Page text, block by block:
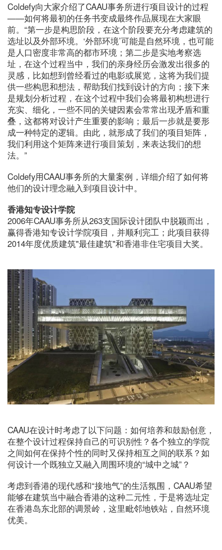
Coldefy向大家介绍了CAAU事务所进行项目设计的过程
——如何将最初的任务书变成最终作品展现在大家眼
前。“第一步是构思阶段，在这个阶段要充分考虑建筑的
选址以及外部环境。‘外部环境’可能是自然环境，也可能
是人口密度非常高的都市环境；第二步是实地考察选
址，在这个过程当中，我们的亲身经历会激发出很多的
灵感，比如想到曾经看过的电影或展览，这将为我们提
供一些构思和想法，帮助我们找到设计的方向；接下来
是规划分析过程，在这个过程中我们会将最初构想进行
充实、细化，一些不同的关键因素会常常出现矛盾和重
叠，这都将对设计产生重要的影响；最后一步就是要形
成一种特定的逻辑。由此，就形成了我们的项目矩阵，
我们利用这个矩阵来进行项目策划，来表达我们的想
法。”
Coldefy用CAAU事务所的大量案例，详细介绍了如何将
他们的设计理念融入到项目设计中。
香港知专设计学院
2006年CAAU事务所从263支国际设计团队中脱颖而出，
赢得香港知专设计学院项目，并顺利完工；此项目获得
2014年度优质建筑"最佳建筑"和香港非住宅项目大奖。
CAAU在设计时考虑了以下问题：如何培养和鼓励创意，
在整个设计过程保持自己的可识别性？各个独立的学院
之间如何在保持个性的同时又保持相互之间的联系？如
何设计一个既独立又融入周围环境的“城中之城”？
考虑到香港的现代感和“接地气”的生活氛围，CAAU希望
能够在建筑当中融合香港的这种二元性，于是将选址定
在香港岛东北部的调景岭，这里毗邻地铁站，自然环境
优美。